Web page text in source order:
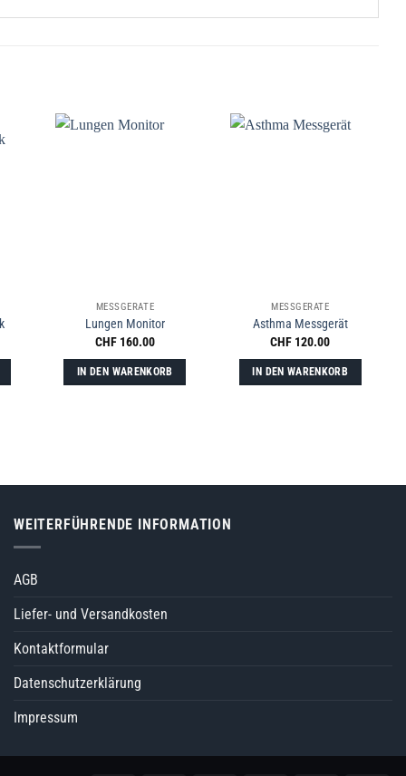
MESSGERÄTE
Lungen Monitor
CHF160.00
IN DEN WARENKORB
MESSGERÄTE
Asthma Messgerät
CHF 120.00
IN DEN WARENKORB
WEITERFÜHRENDE INFORMATION
AGB
Liefer- und Versandkosten
Kontaktformular
Datenschutzerklärung
Impressum